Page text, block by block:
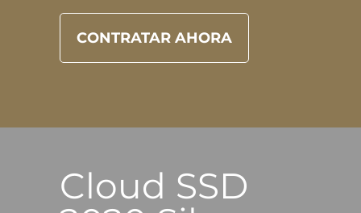
CONTRATAR AHORA
Cloud SSD